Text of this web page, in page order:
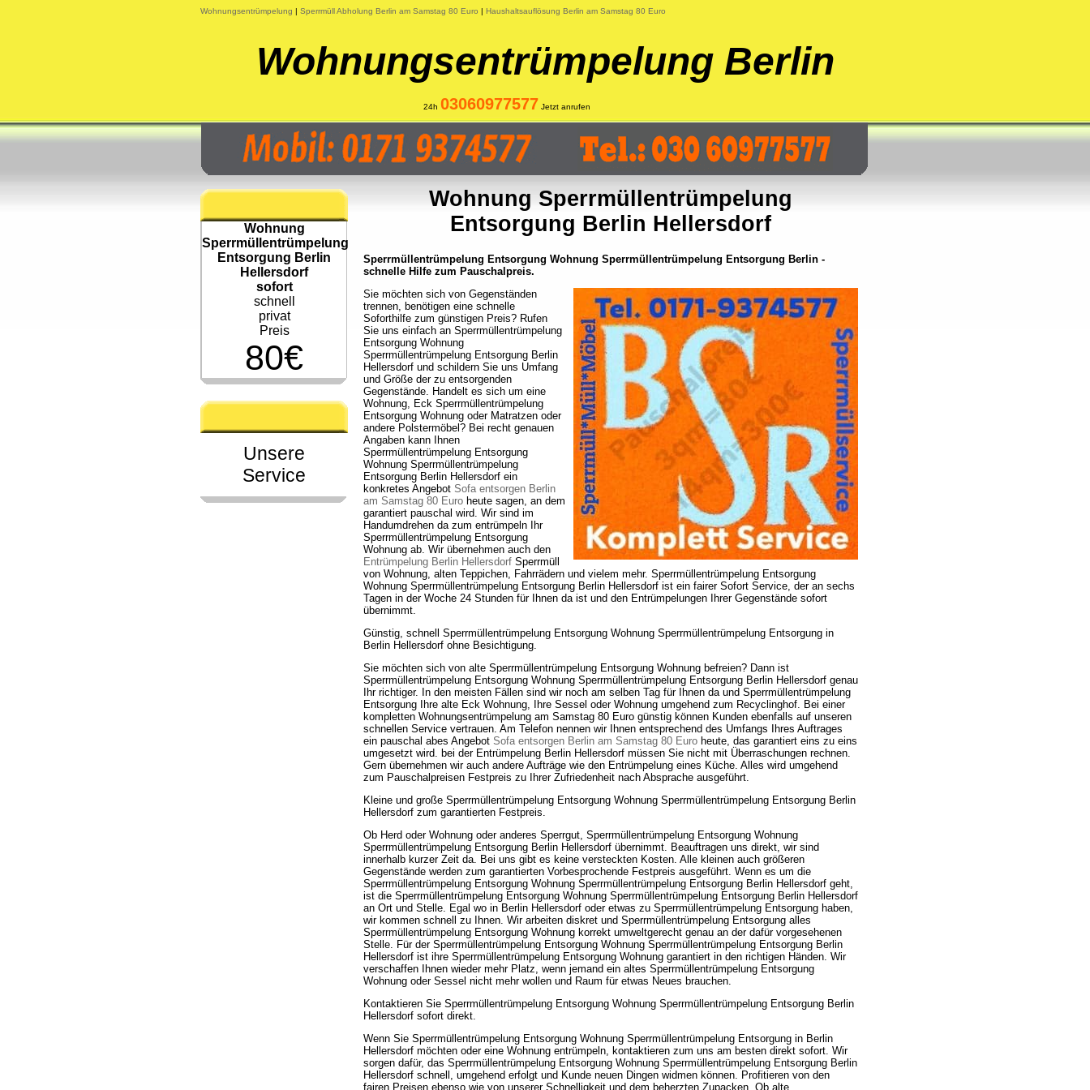
Wohnungsentrümpelung | Sperrmüll Abholung Berlin am Samstag 80 Euro | Haushaltsauflösung Berlin am Samstag 80 Euro
Wohnungsentrümpelung Berlin
24h 03060977577 Jetzt anrufen
Wohnung
Sperrmüllentrümpelung
Entsorgung Berlin
Hellersdorf
sofort
schnell
privat
Preis
80€
Unsere
Service
Wohnung Sperrmüllentrümpelung
Entsorgung Berlin Hellersdorf
Sperrmüllentrümpelung Entsorgung Wohnung Sperrmüllentrümpelung Entsorgung Berlin -
schnelle Hilfe zum Pauschalpreis.
Sie möchten sich von Gegenständen
trennen, benötigen eine schnelle
Soforthilfe zum günstigen Preis? Rufen
Sie uns einfach an Sperrmüllentrümpelung
Entsorgung Wohnung
Sperrmüllentrümpelung Entsorgung Berlin
Hellersdorf und schildern Sie uns Umfang
und Größe der zu entsorgenden
Gegenstände. Handelt es sich um eine
Wohnung, Eck Sperrmüllentrümpelung
Entsorgung Wohnung oder Matratzen oder
andere Polstermöbel? Bei recht genauen
Angaben kann Ihnen
Sperrmüllentrümpelung Entsorgung
Wohnung Sperrmüllentrümpelung
Entsorgung Berlin Hellersdorf ein
konkretes Angebot Sofa entsorgen Berlin
am Samstag 80 Euro heute sagen, an dem
garantiert pauschal wird. Wir sind im
Handumdrehen da zum entrümpeln Ihr
Sperrmüllentrümpelung Entsorgung
Wohnung ab. Wir übernehmen auch den
Entrümpelung Berlin Hellersdorf Sperrmüll
von Wohnung, alten Teppichen, Fahrrädern und vielem mehr. Sperrmüllentrümpelung Entsorgung
Wohnung Sperrmüllentrümpelung Entsorgung Berlin Hellersdorf ist ein fairer Sofort Service, der an sechs
Tagen in der Woche 24 Stunden für Ihnen da ist und den Entrümpelungen Ihrer Gegenstände sofort
übernimmt.
Günstig, schnell Sperrmüllentrümpelung Entsorgung Wohnung Sperrmüllentrümpelung Entsorgung in
Berlin Hellersdorf ohne Besichtigung.
Sie möchten sich von alte Sperrmüllentrümpelung Entsorgung Wohnung befreien? Dann ist
Sperrmüllentrümpelung Entsorgung Wohnung Sperrmüllentrümpelung Entsorgung Berlin Hellersdorf genau
Ihr richtiger. In den meisten Fällen sind wir noch am selben Tag für Ihnen da und Sperrmüllentrümpelung
Entsorgung Ihre alte Eck Wohnung, Ihre Sessel oder Wohnung umgehend zum Recyclinghof. Bei einer
kompletten Wohnungsentrümpelung am Samstag 80 Euro günstig können Kunden ebenfalls auf unseren
schnellen Service vertrauen. Am Telefon nennen wir Ihnen entsprechend des Umfangs Ihres Auftrages
ein pauschal abes Angebot Sofa entsorgen Berlin am Samstag 80 Euro heute, das garantiert eins zu eins
umgesetzt wird. bei der Entrümpelung Berlin Hellersdorf müssen Sie nicht mit Überraschungen rechnen.
Gern übernehmen wir auch andere Aufträge wie den Entrümpelung eines Küche. Alles wird umgehend
zum Pauschalpreisen Festpreis zu Ihrer Zufriedenheit nach Absprache ausgeführt.
Kleine und große Sperrmüllentrümpelung Entsorgung Wohnung Sperrmüllentrümpelung Entsorgung Berlin
Hellersdorf zum garantierten Festpreis.
Ob Herd oder Wohnung oder anderes Sperrgut, Sperrmüllentrümpelung Entsorgung Wohnung
Sperrmüllentrümpelung Entsorgung Berlin Hellersdorf übernimmt. Beauftragen uns direkt, wir sind
innerhalb kurzer Zeit da. Bei uns gibt es keine versteckten Kosten. Alle kleinen auch größeren
Gegenstände werden zum garantierten Vorbesprochende Festpreis ausgeführt. Wenn es um die
Sperrmüllentrümpelung Entsorgung Wohnung Sperrmüllentrümpelung Entsorgung Berlin Hellersdorf geht,
ist die Sperrmüllentrümpelung Entsorgung Wohnung Sperrmüllentrümpelung Entsorgung Berlin Hellersdorf
an Ort und Stelle. Egal wo in Berlin Hellersdorf oder etwas zu Sperrmüllentrümpelung Entsorgung haben,
wir kommen schnell zu Ihnen. Wir arbeiten diskret und Sperrmüllentrümpelung Entsorgung alles
Sperrmüllentrümpelung Entsorgung Wohnung korrekt umweltgerecht genau an der dafür vorgesehenen
Stelle. Für der Sperrmüllentrümpelung Entsorgung Wohnung Sperrmüllentrümpelung Entsorgung Berlin
Hellersdorf ist ihre Sperrmüllentrümpelung Entsorgung Wohnung garantiert in den richtigen Händen. Wir
verschaffen Ihnen wieder mehr Platz, wenn jemand ein altes Sperrmüllentrümpelung Entsorgung
Wohnung oder Sessel nicht mehr wollen und Raum für etwas Neues brauchen.
Kontaktieren Sie Sperrmüllentrümpelung Entsorgung Wohnung Sperrmüllentrümpelung Entsorgung Berlin
Hellersdorf sofort direkt.
Wenn Sie Sperrmüllentrümpelung Entsorgung Wohnung Sperrmüllentrümpelung Entsorgung in Berlin
Hellersdorf möchten oder eine Wohnung entrümpeln, kontaktieren zum uns am besten direkt sofort. Wir
sorgen dafür, das Sperrmüllentrümpelung Entsorgung Wohnung Sperrmüllentrümpelung Entsorgung Berlin
Hellersdorf schnell, umgehend erfolgt und Kunde neuen Dingen widmen können. Profitieren von den
fairen Preisen ebenso wie von unserer Schnelligkeit und dem beherzten Zupacken. Ob alte